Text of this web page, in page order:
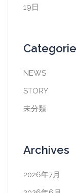
19日
NEWS
STORY
未分類
Archives
2026年7月